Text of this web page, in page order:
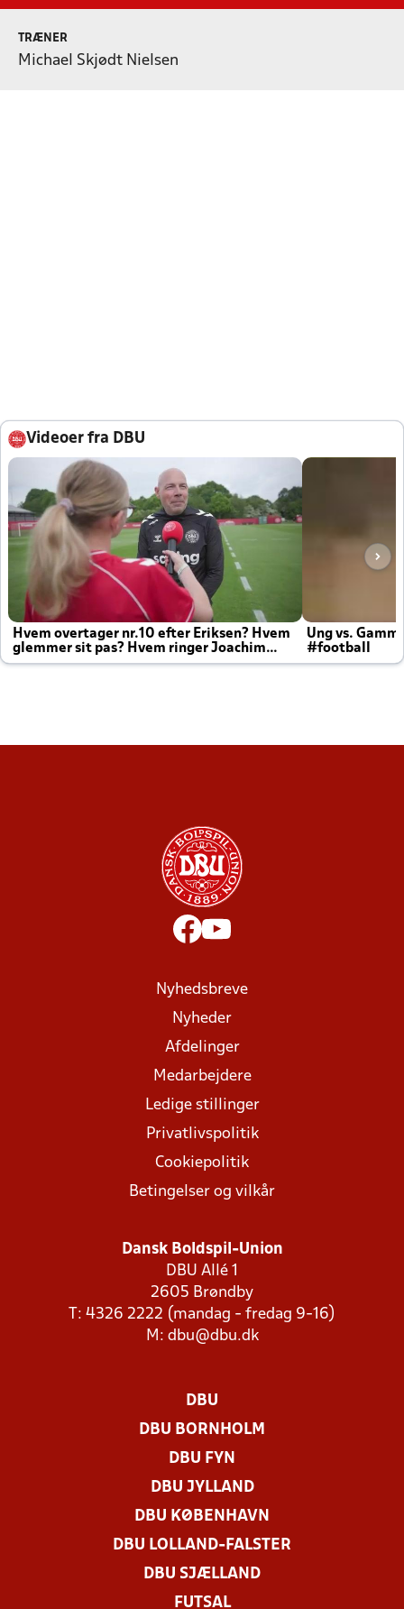
TRÆNER
Michael Skjødt Nielsen
Videoer fra DBU
Hvem overtager nr.10 efter Eriksen? Hvem
glemmer sit pas? Hvem ringer Joachim
altid til efter kampe?
Ung vs.
#football
Nyhedsbreve
Nyheder
Afdelinger
Medarbejdere
Ledige stillinger
Privatlivspolitik
Cookiepolitik
Betingelser og vilkår
Dansk Boldspil-Union
DBU Allé 1
2605 Brøndby
T: 4326 2222 (mandag - fredag 9-16)
M: dbu@dbu.dk
DBU
DBU BORNHOLM
DBU FYN
DBU JYLLAND
DBU KØBENHAVN
DBU LOLLAND-FALSTER
DBU SJÆLLAND
FUTSAL